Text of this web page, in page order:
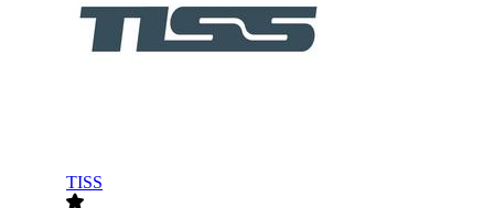
TISS